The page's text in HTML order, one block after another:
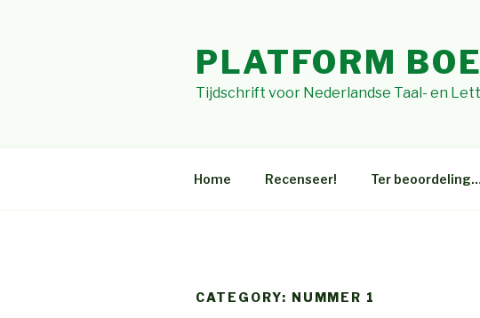
PLATFORM
Tijdschrift voor Nederlandse Taal- en
Home Recenseer! Ter
CATEGORY: NUMMER 1